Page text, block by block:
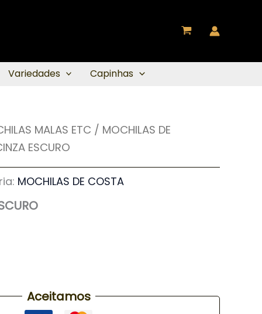
Variedades Capinhas
MALAS ETC / MOCHILAS DE
ESCURO
MOCHILAS DE COSTA
Aceitamos